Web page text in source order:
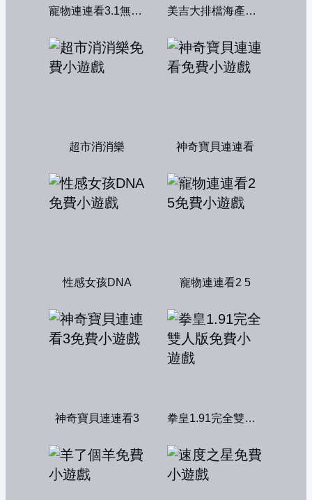
寵物連連看3.1無敵版 美吉大排檔海產店：中文版
超市消消樂 神奇寶貝連連看
性感女孩DNA 寵物連連看2 5
神奇寶貝連連看3 拳皇1.91完全雙人版